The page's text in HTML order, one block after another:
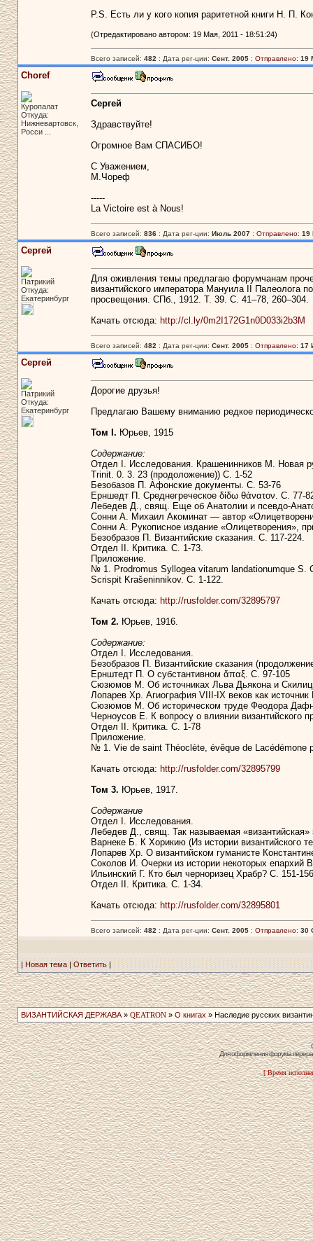
P.S. Есть ли у кого копия раритетной книги Н. П.
(Отредактировано автором: 19 Мая, 2011 - 18:51:24)
Всего записей: 482 : Дата рег-ции: Сент. 2005: Отправлено: 19
Choref
Куропалат
Откуда:
Нижневартовск,
Росси ...
Сергей
Здравствуйте!
Огромное Вам СПАСИБО!
С Уважением,
М.Чореф
-----
La Victoire est à Nous!
Всего записей: 836: Дата рег-ции: Июль 2007: Отправлено: 19
Сергей
Патрикий
Откуда:
Екатеринбург
Для оживления темы предлагаю форумчанам
византийского императора Мануила II Палеолога
просвещения. СПб., 1912. Т. 39. С. 41–78, 260–304.
Качать отсюда: http://cl.ly/0m2I172G1n0D033i2b3M
Всего записей: 482 : Дата рег-ции: Сент. 2005: Отправлено: 17
Сергей
Патрикий
Откуда:
Екатеринбург
Дорогие друзья!
Предлагаю Вашему вниманию редкое
Том I. Юрьев, 1915
Содержание:
Отдел I. Исследования. Крашенинников М. Новая
Trinit. 0. 3. 23 (продоложение)) С. 1-52
Безобазов П. Афонские документы. С. 53-76
Ерншедт П. Среднегреческое δίδω θάνατον. С. 77-
Лебедев Д., свящ. Еще об Анатолии и псевдо-
Сонни А. Михаил Акоминат — автор
Сонни А. Рукописное издание «Олицетворения»,
Безобразов П. Византийские сказания. С. 117-224.
Отдел II. Критика. С. 1-73.
Приложение.
№ 1. Prodromus Syllogea vitarum landationumque S.
Scrispit Krašeninnikov. C. 1-122.
Качать отсюда: http://rusfolder.com/32895797
Том 2. Юрьев, 1916.
Содержание:
Отдел I. Исследования.
Безобразов П. Византийские сказания
Ернштедт П. О субстантивном ἅπαξ. С. 97-105
Сюзюмов М. Об источниках Льва Дьякона и
Лопарев Хр. Агиография VIII-IX веков как источник
Сюзюмов М. Об историческом труде Феодора
Черноусов Е. К вопросу о влиянии византийского
Отдел II. Критика. С. 1-78
Приложение.
№ 1. Vie de saint Théoclète, évêque de Lacédémone
Качать отсюда: http://rusfolder.com/32895799
Том 3. Юрьев, 1917.
Содержание
Отдел I. Исследования.
Лебедев Д., свящ. Так называемая
Варнеке Б. К Хорикию (Из истории византийского
Лопарев Хр. О византийском гуманисте
Соколов И. Очерки из истории некоторых епархий
Ильинский Г. Кто был черноризец Храбр? С. 151-156
Отдел II. Критика. С. 1-34.
Качать отсюда: http://rusfolder.com/32895801
Всего записей: 482 : Дата рег-ции: Сент. 2005: Отправлено: 30
| Новая тема|Ответить|
ВИЗАНТИЙСКАЯ ДЕРЖАВА» QEATRON» О книгах » Наследие русских
Для оформления форума
[ Время